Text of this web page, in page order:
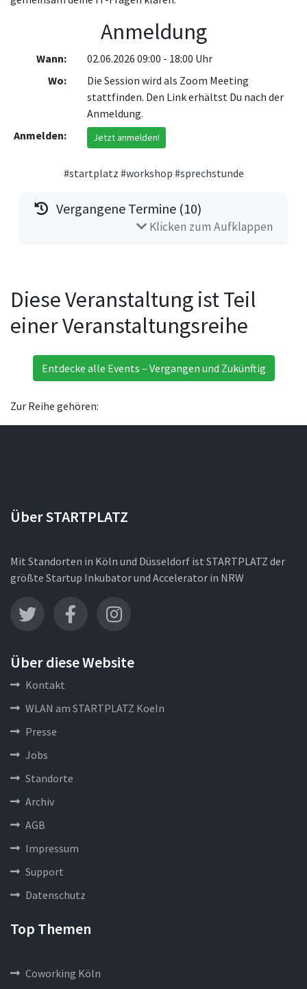
Anmeldung
Wann:
02.06.2026 09:00 - 18:00 Uhr
Wo:
Die Session wird als Zoom Meeting
stattfinden. Den Link erhältst Du nach der
Anmeldung.
Anmelden:
Jetzt anmelden!
#startplatz #workshop #sprechstunde
Vergangene Termine (10)
Klicken zum Aufklappen
Diese Veranstaltung ist Teil
einer Veranstaltungsreihe
Entdecke alle Events – Vergangen und Zukünftig
Zur Reihe gehören:
Über STARTPLATZ
Mit Standorten in Köln und Düsseldorf ist STARTPLATZ der
größte Startup Inkubator und Accelerator in NRW
Über diese Website
Kontakt
WLAN am STARTPLATZ Koeln
Presse
Jobs
Standorte
Archiv
AGB
Impressum
Support
Datenschutz
Top Themen
Coworking Köln